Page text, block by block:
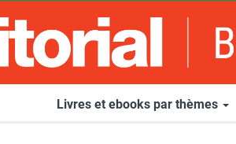
Livres et ebooks par thèmes